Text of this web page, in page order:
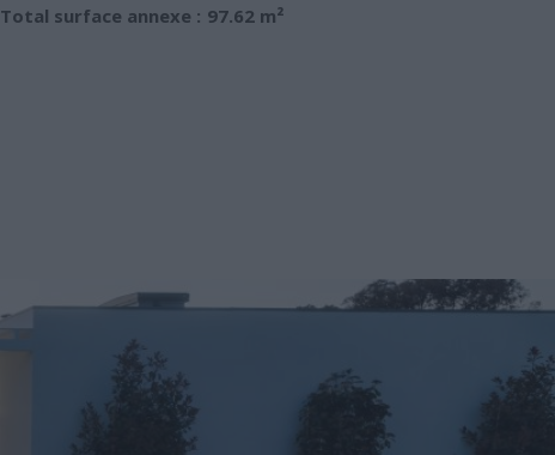
Total surface annexe : 97.62 m²